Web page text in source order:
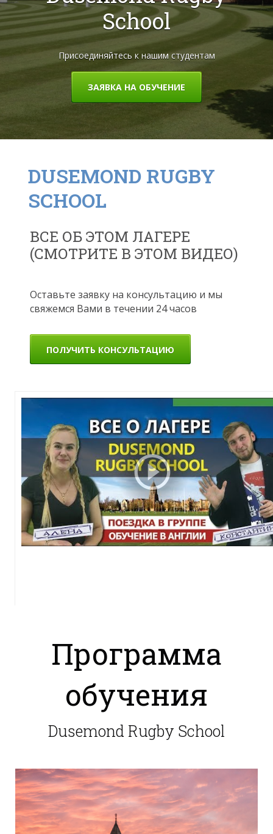
School
Присоединяйтесь к нашим студентам
ЗАЯВКА НА ОБУЧЕНИЕ
DUSEMOND RUGBY
SCHOOL
ВСЕ ОБ ЭТОМ ЛАГЕРЕ
(СМОТРИТЕ В ЭТОМ ВИДЕО)
Оставьте заявку на консультацию и мы
свяжемся Вами в течении 24 часов
ПОЛУЧИТЬ КОНСУЛЬТАЦИЮ
Программа
обучения
Dusemond Rugby School